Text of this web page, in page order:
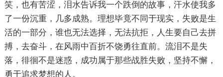
笑，也有苦涩，泪水告诉我一个跌倒的故事，汗水使我多
了一份沉重，几多成熟。理想毕竟不同于现实，失败是生
活的一部分，谁也无法选择，无法抗拒，人生要自己去拼
搏，去奋斗，在风雨中百折不饶勇往直前。流泪不是失
落，徘徊不是迷惑，成功属于那些战胜失败，坚持不懈，
勇于追求梦想的人。